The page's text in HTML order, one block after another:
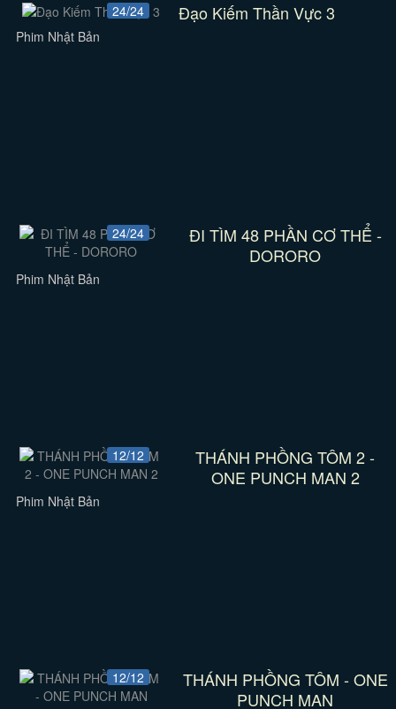
24/24 Đạo Kiếm Thần Vực 3
Phim Nhật Bản
24/24
ĐI TÌM 48 PHẦN CƠ THỂ -
DORORO
Phim Nhật Bản
12/12
THÁNH PHỒNG TÔM 2 -
ONE PUNCH MAN 2
Phim Nhật Bản
12/12
THÁNH PHỒNG TÔM - ONE
PUNCH MAN